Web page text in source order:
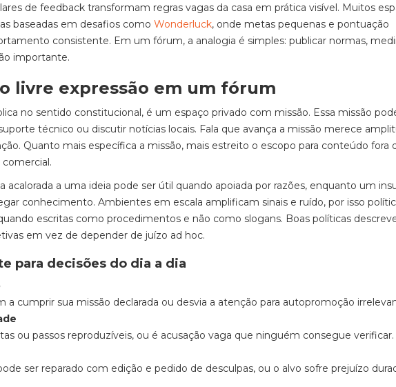
de feedback transformam regras vagas da casa em prática visível. Muitos
baseadas em desafios como Wonderluck, onde metas pequenas e pontuação
consistente. Em um fórum, a analogia é simples: publicar normas,
importante.
livre expressão em um fórum
no sentido constitucional, é um espaço privado com missão. Essa missão
técnico ou discutir notícias locais. Fala que avança a missão merece
Quanto mais específica a missão, mais estreito o escopo para conteúdo fora
acalorada a uma ideia pode ser útil quando apoiada por razões, enquanto um
conhecimento. Ambientes em escala amplificam sinais e ruído, por isso
escritas como procedimentos e não como slogans. Boas políticas
em vez de depender de juízo ad hoc.
para decisões do dia a dia
a cumprir sua missão declarada ou desvia a atenção para autopromoção
ou passos reproduzíveis, ou é acusação vaga que ninguém consegue verificar.
ser reparado com edição e pedido de desculpas, ou o alvo sofre prejuízo